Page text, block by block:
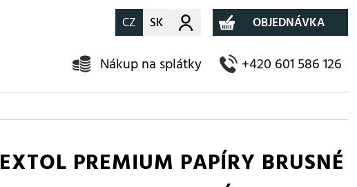
CZ SK Můj účet OBJEDNÁVKA
Nákup na splátky +420 601 586 126
EXTOL PREMIUM PAPÍRY BRUSNÉ